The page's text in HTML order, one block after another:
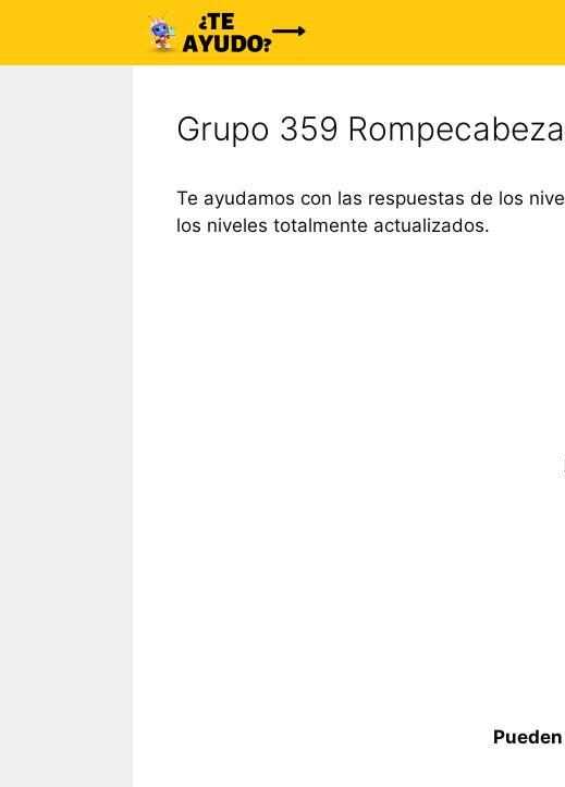
contenido
Grupo 359
Te ayudamos con las respuestas de los
los niveles totalmente actualizados.